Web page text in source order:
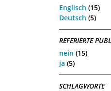
Englisch (15)
Deutsch (5)
REFERIERTE
nein (15)
ja (5)
SCHLAGWORTE